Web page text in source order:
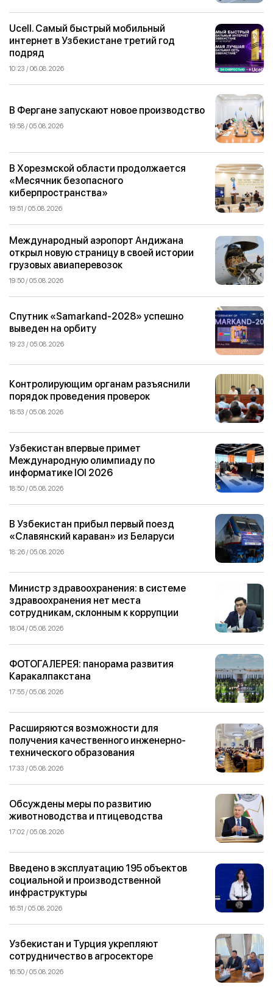
Ucell. Самый быстрый мобильный
интернет в Узбекистане третий год
подряд
10:23 / 06.08.2026
В Фергане запускают новое производство
19:58 / 05.08.2026
В Хорезмской области продолжается
«Месячник безопасного
киберпространства»
19:51 / 05.08.2026
Международный аэропорт Андижана
открыл новую страницу в своей истории
грузовых авиаперевозок
19:50 / 05.08.2026
Спутник «Samarkand-2028» успешно
выведен на орбиту
19:23 / 05.08.2026
Контролирующим органам разъяснили
порядок проведения проверок
18:53 / 05.08.2026
Узбекистан впервые примет
Международную олимпиаду по
информатике IOI 2026
18:50 / 05.08.2026
В Узбекистан прибыл первый поезд
«Славянский караван» из Беларуси
18:26 / 05.08.2026
Министр здравоохранения: в системе
здравоохранения нет места
сотрудникам, склонным к коррупции
18:04 / 05.08.2026
ФОТОГАЛЕРЕЯ: панорама развития
Каракалпакстана
17:55 / 05.08.2026
Расширяются возможности для
получения качественного инженерно-
технического образования
17:33 / 05.08.2026
Обсуждены меры по развитию
животноводства и птицеводства
17:02 / 05.08.2026
Введено в эксплуатацию 195 объектов
социальной и производственной
инфраструктуры
16:51 / 05.08.2026
Узбекистан и Турция укрепляют
сотрудничество в агросекторе
16:50 / 05.08.2026